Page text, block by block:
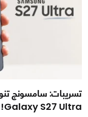
تسريبات: سامسونج تنوي
Galaxy S27 Ultra!